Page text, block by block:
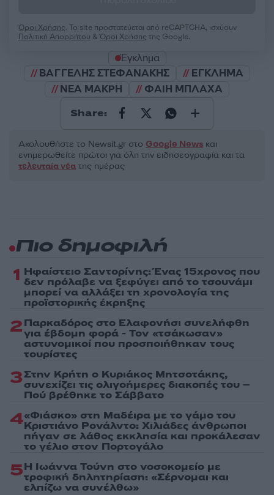
Όροι Χρήσης. Το site προστατεύεται από reCAPTCHA, ισχύουν
Πολιτική Απορρήτου &Όροι Χρήσης της Google.
Έγκλημα
ΒΑΓΓΕΛΗΣ ΣΤΕΦΑΝΑΚΗΣ
ΕΓΚΛΗΜΑ
ΝΕΑ ΜΑΚΡΗ
ΦΑΙΗ ΜΠΛΑΧΑ
Share:
Ακολουθήστε το Νewsit.gr στο Google News και
ενημερωθείτε πρώτοι για όλη την ειδησεογραφία και τα
τελευταία νέα της ημέρας
Πιο δημοφιλή
1 Ηφαίστειο Σαντορίνης: Ένας 15χρονος που
δεν πρόλαβε να ξεφύγει από το τσουνάμι
μπορεί να αλλάξει τη χρονολογία της
προϊστορικής έκρηξης
2Παρκαδόρος στο Ελαφονήσι συνελήφθη
για έβδομη φορά - Τον «τσάκωσαν»
αστυνομικοί που προσποιήθηκαν τους
τουρίστες
3Στην Κρήτη ο Κυριάκος Μητσοτάκης,
συνεχίζει τις ολιγοήμερες διακοπές του –
Πού βρέθηκε το Σάββατο
4«Φιάσκο» στη Μαδέιρα με το γάμο του
Κριστιάνο Ρονάλντο: Χιλιάδες άνθρωποι
πήγαν σε λάθος εκκλησία και προκάλεσαν
το γέλιο στον Πορτογάλο
5Η Ιωάννα Τούνη στο νοσοκομείο με
τροφική δηλητηρίαση: «Σέρνομαι και
ελπίζω να συνέλθω»